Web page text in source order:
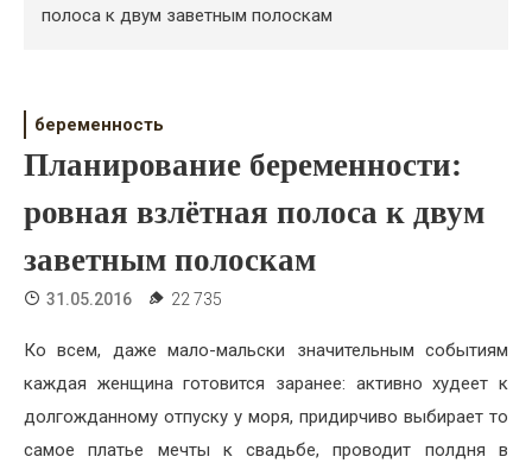
Дом
Жизнь
Хобби
Недвижимость
полоса к двум заветным полоскам
беременность
Планирование беременности:
ровная взлётная полоса к двум
заветным полоскам
31.05.2016 22 735
Ко всем, даже мало-мальски значительным событиям
каждая женщина готовится заранее: активно худеет к
долгожданному отпуску у моря, придирчиво выбирает то
самое платье мечты к свадьбе, проводит полдня в